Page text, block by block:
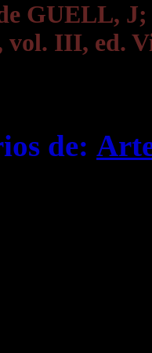
GUELL,
III, ed.
de: